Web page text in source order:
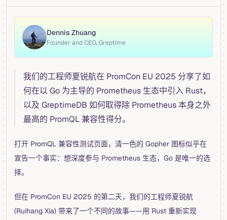
Dennis Zhuang
Founder and CEO, Greptime
我们的工程师夏锐航在 PromCon EU 2025 分享了如
何在以 Go 为主导的 Prometheus 生态中引入 Rust，
以及 GreptimeDB 如何取得除 Prometheus 本身之外
最高的 PromQL 兼容性得分。
打开 PromQL 兼容性测试页面，清一色的 Gopher 图标似乎在
宣告一个事实：想深度参与 Prometheus 生态，Go 是唯一的选
择。
但在 PromCon EU 2025 的第二天，我们的工程师夏锐航
(Ruihang Xia) 带来了一个不同的故事——用 Rust 重新实现